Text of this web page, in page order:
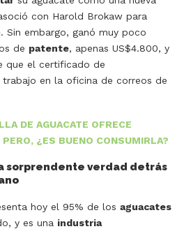
con Harold Brokaw para
Sin embargo, ganó muy poco
de patente, apenas US$4.800, y
que el certificado de
en la oficina de correos de
DE AGUACATE OFRECE
¿ES BUENO CONSUMIRLA?
sorprendente verdad detrás
hoy el 95% de los aguacates
y es una industria